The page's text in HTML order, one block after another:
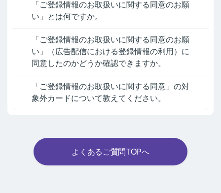
「ご登録情報のお取扱いに関する同意のお願
い」とは何ですか。
「ご登録情報のお取扱いに関する同意のお願
い」（広告配信における登録情報の利用）に
同意したのかどうか確認できますか。
「ご登録情報のお取扱いに関する同意」の対
象外カードについて教えてください。
よくあるご質問TOPへ